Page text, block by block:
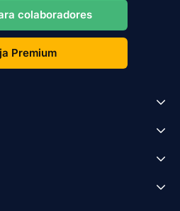
colaboradores
Premium